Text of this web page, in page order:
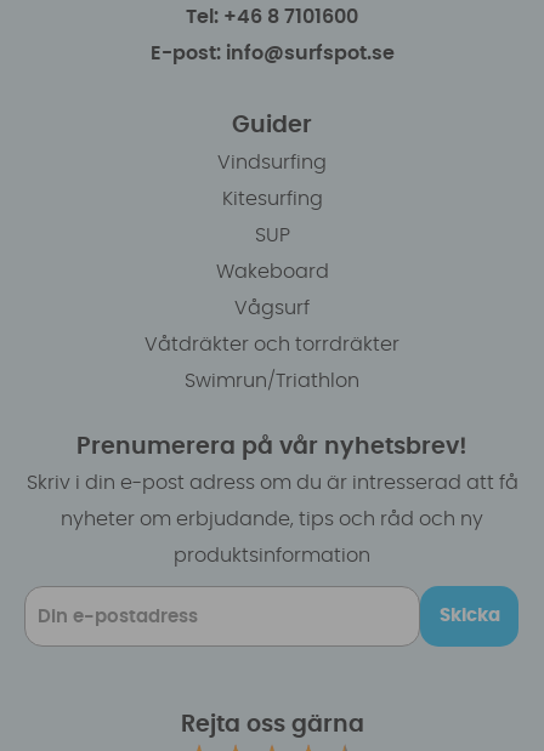
Tel: +46 8 7101600
E-post: info@surfspot.se
Guider
Vindsurfing
Kitesurfing
SUP
Wakeboard
Vågsurf
Våtdräkter och torrdräkter
Swimrun/Triathlon
Prenumerera på vår nyhetsbrev!
Skriv i din e-post adress om du är intresserad att få
nyheter om erbjudande, tips och råd och ny
produktsinformation
Skicka
Rejta oss gärna